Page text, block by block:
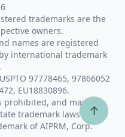
trademarks are the
owners.
names are registered
international trademark
97778465, 97866052
EU18830896.
prohibited, and may be a
trademark laws.
of AIPRM, Corp.
↑